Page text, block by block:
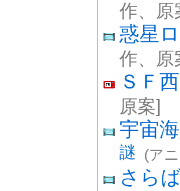
作、原
惑星
作、原
ＳＦ
原案]
宇宙
謎 (ア
さら